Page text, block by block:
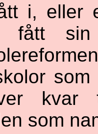
i, eller
sin
som